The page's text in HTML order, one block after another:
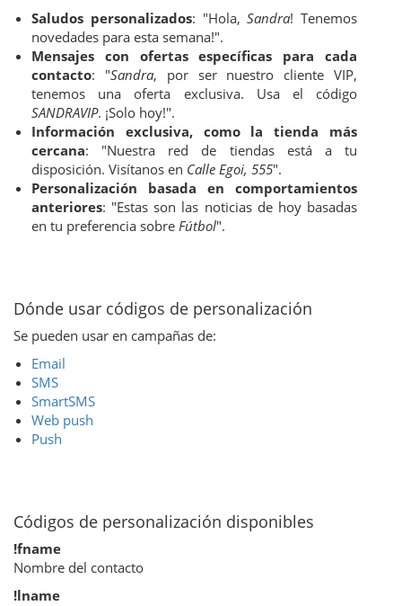
Saludos personalizados: "Hola,Sandra! Tenemos
novedades para esta semana!".
Mensajes con ofertas específicas para cada
contacto: "Sandra, por ser nuestro cliente VIP,
tenemos una oferta exclusiva. Usa el código
SANDRAVIP. ¡Solo hoy!".
Información exclusiva, como la tienda más
cercana: "Nuestra red de tiendas está a tu
disposición. Visítanos en Calle Egoi, 555".
Personalización basada en comportamientos
anteriores: "Estas son las noticias de hoy basadas
en tu preferencia sobre Fútbol".
Dónde usar códigos de personalización
Se pueden usar en campañas de:
Email
SMS
SmartSMS
Web push
Push
Códigos de personalización disponibles
!fname
Nombre del contacto
!lname